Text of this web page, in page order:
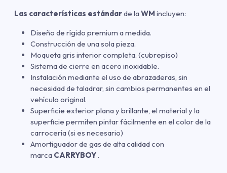
Las características estándarde laWM incluyen:
Diseño de rígido premium a medida.
Construcción de una sola pieza.
Moqueta gris interior completa. (cubrepiso)
Sistema de cierre en acero inoxidable.
Instalación mediante el uso de abrazaderas, sin
necesidad de taladrar, sin cambios permanentes en el
vehículo original.
Superficie exterior plana y brillante, el material y la
superficie permiten pintar fácilmente en el color de la
carrocería (si es necesario)
Amortiguador de gas de alta calidad con
marca CARRYBOY.